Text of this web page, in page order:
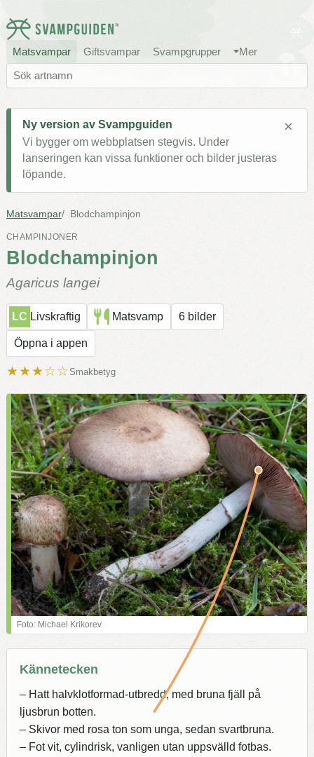
Matsvampar Giftsvampar Svampgrupper Mer
Ny version av Svampguiden
Vi bygger om webbplatsen stegvis. Under
lanseringen kan vissa funktioner och bilder justeras
löpande.
×
Matsvampar Blodchampinjon
CHAMPINJONER
Blodchampinjon
Agaricus langei
LC Livskraftig Matsvamp 6 bilder
Öppna i appen
★★★☆☆Smakbetyg
Foto: Michael Krikorev
Kännetecken
– Hatt halvklotformad-utbredd, med bruna fjäll på
ljusbrun botten.
– Skivor med rosa ton som unga, sedan svartbruna.
– Fot vit, cylindrisk, vanligen utan uppsvälld fotbas.